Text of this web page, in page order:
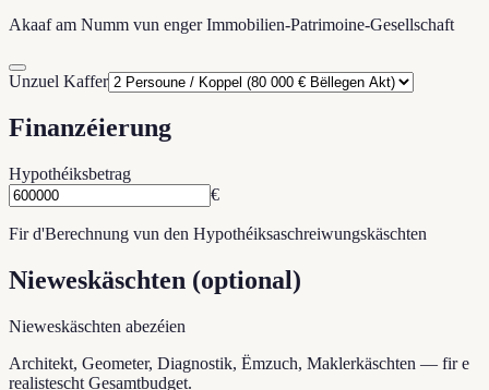
Akaaf am Numm vun enger Immobilien-Patrimoine-Gesellschaft
Unzuel Kaffer
Finanzéierung
Hypothéiksbetrag
€
Fir d'Berechnung vun den Hypothéiksaschreiwungskäschten
Nieweskäschten (optional)
Nieweskäschten abezéien
Architekt, Geometer, Diagnostik, Ëmzuch, Maklerkäschten — fir e
realistescht Gesamtbudget.